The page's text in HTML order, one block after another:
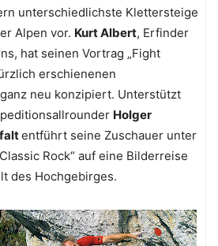
unterschiedlichste Klettersteige
Alpen vor. Kurt Albert, Erfinder
hat seinen Vortrag „Fight
erschienenen
neu konzipiert. Unterstützt
Holger
entführt seine Zuschauer unter
Rock“ auf eine Bilderreise
des Hochgebirges.